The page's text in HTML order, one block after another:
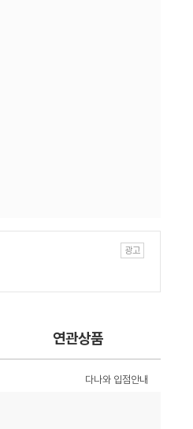
연관상품
다나와 입점안내